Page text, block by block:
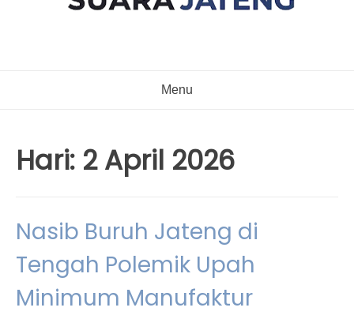
Menu
Hari: 2 April 2026
Nasib Buruh Jateng di
Tengah Polemik Upah
Minimum Manufaktur